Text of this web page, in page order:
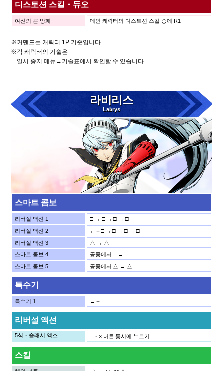
디스토션 스킬・듀오
여신의 큰 방패 메인 캐릭터의 디스토션 스킬 중에 R1
※커맨드는 캐릭터 1P 기준입니다.
※각 캐릭터의 기술은
일시 중지 메뉴→기술표에서 확인할 수 있습니다.
라비리스
Labrys
스마트 콤보
리버설 액션 1
□ → □ → □ → □
리버설 액션 2
←＋□ → □ → □ → □
리버설 액션 3
△ → △
스마트 콤보 4
공중에서 □ → □
스마트 콤보 5
공중에서 △ → △
특수기
특수기 1 ←＋□
리버설 액션
5식・슬래시 액스 □・× 버튼 동시에 누르기
스킬